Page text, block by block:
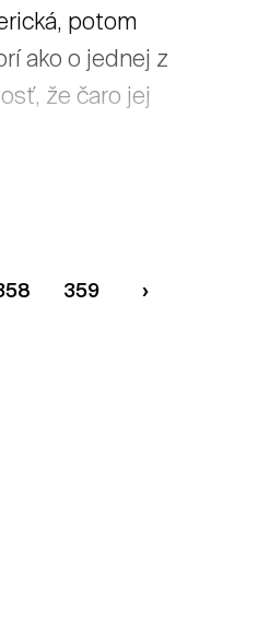
potom
ako o jednej z
že čaro jej
359